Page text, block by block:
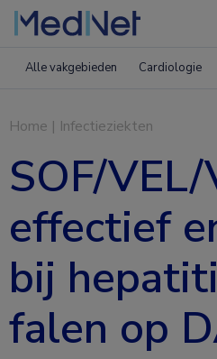
Alle vakgebieden Cardiologie
Home | Infectieziekten
SOF/
effectief
bij
falen op